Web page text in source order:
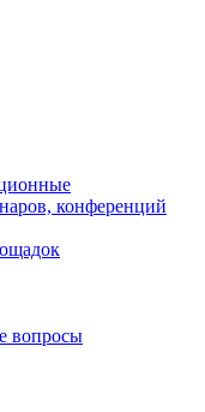
конференций
вопросы